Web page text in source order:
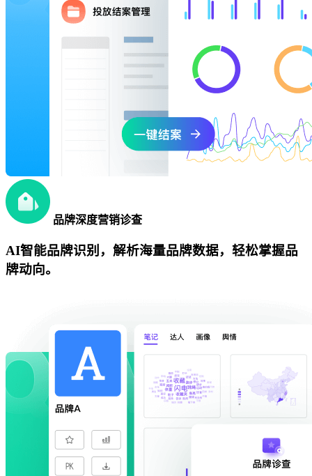
品牌深度营销诊查
AI智能品牌识别，解析海量品牌数据，轻松掌握品
牌动向。